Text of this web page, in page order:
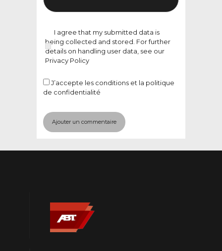
I agree that my submitted data is
being collected and stored. For further
details on handling user data, see our
Privacy Policy
J’accepte les conditions et la politique
de confidentialité